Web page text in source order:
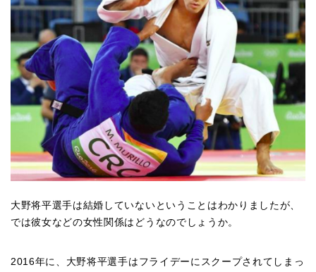
大野将平選手は結婚していないということはわかりましたが、
では彼女などの女性関係はどうなのでしょうか。
2016年に、大野将平選手はフライデーにスクープされてしまっ